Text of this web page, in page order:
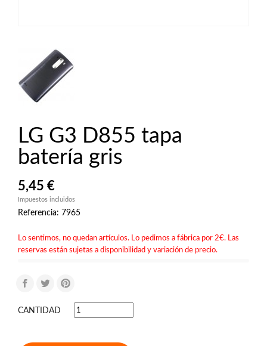
LG G3 D855 tapa
batería gris
5,45 €
Impuestos incluidos
Referencia: 7965
Lo sentimos, no quedan artículos. Lo pedimos a fábrica por 2€. Las
reservas están sujetas a disponibilidad y variación de precio.
CANTIDAD